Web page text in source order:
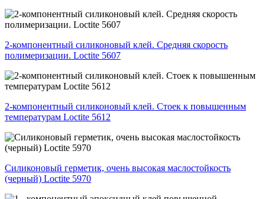
2-компонентный силиконовый клей. Средняя скорость
полимеризации. Loctite 5607
2-компонентный силиконовый клей. Стоек к повышенным
температурам Loctite 5612
Силиконовый герметик, очень высокая маслостойкость
(черный) Loctite 5970